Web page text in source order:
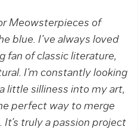
Meowsterpieces of
blue. I’ve always loved
fan of classic literature,
I’m constantly looking
little silliness into my art,
perfect way to merge
truly a passion project